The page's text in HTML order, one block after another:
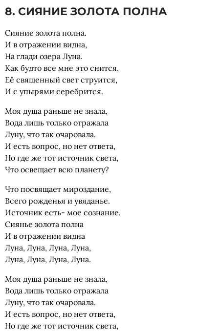
8. СИЯНИЕ ЗОЛОТА ПОЛНА
Сияние золота полна.
И в отражении видна,
На глади озера Луна.
Как будто все мне это снится,
Её священный свет струится,
И с упырями серебрится.
Моя душа раньше не знала,
Вода лишь только отражала
Луну, что так очаровала.
И есть вопрос, но нет ответа,
Но где же тот источник света,
Что освещает всю планету?
Что посвящает мироздание,
Всего рожденья и увяданье.
Источник есть- мое сознание.
Сиянье золота полна
И в отражении видна
Луна, Луна, Луна, Луна,
Луна, Луна, Луна, Луна.
Моя душа раньше не знала,
Вода лишь только отражала
Луну, что так очаровала.
И есть вопрос, но нет ответа,
Но где же тот источник света,